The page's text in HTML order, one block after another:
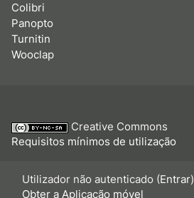
Colibri
Panopto
Turnitin
Wooclap
Creative Commons
Requisitos mínimos de utilização
Utilizador não autenticado (Entrar)
Obter a Aplicação móvel